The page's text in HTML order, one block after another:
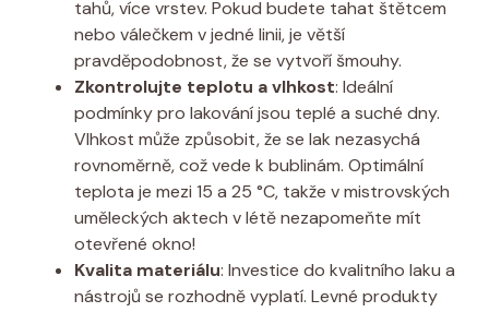
tahů, více vrstev. Pokud budete tahat štětcem
nebo válečkem v jedné linii, je větší
pravděpodobnost, že se vytvoří šmouhy.
Zkontrolujte teplotu a vlhkost: Ideální
podmínky pro lakování jsou teplé a suché dny.
Vlhkost může způsobit, že se lak nezasychá
rovnoměrně, což vede k bublinám. Optimální
teplota je mezi 15 a 25 °C, takže v mistrovských
uměleckých aktech v létě nezapomeňte mít
otevřené okno!
Kvalita materiálu: Investice do kvalitního laku a
nástrojů se rozhodně vyplatí. Levné produkty